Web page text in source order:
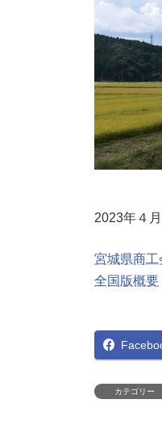
2023年４
宮城県商
全国版概要
カテゴリー